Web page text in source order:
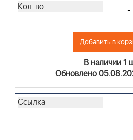
-
Добавить в
В наличии 1
Обновлено